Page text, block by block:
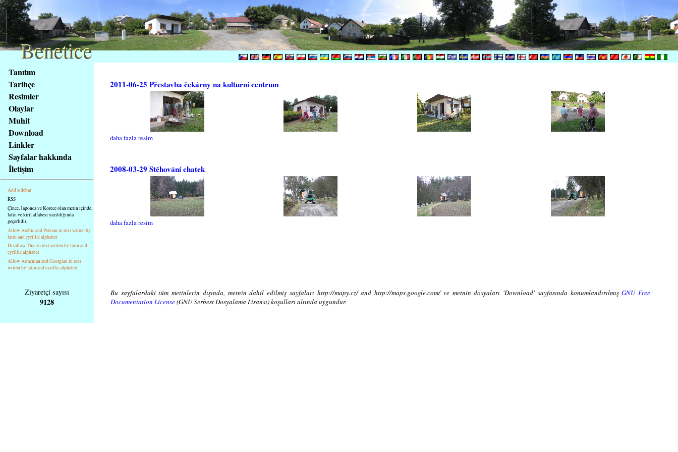
obsah
stránky
Klávesové
zkratky
tomto
webu
základní
Hlavní
strana
Tanıtım
Tarihçe
Resimler
Olaylar
Muhit
Download
Linkler
Sayfalar hakkında
İletişim
Add sidebar
RSS
Çince, Japonca ve Korece olan metin içinde,
latin ve kiril alfabesi yazıldığında
geçerlidir.
Allow Arabic and Persian in text writen by
latin and cyrillic alphabet
Disallow Thai in text writen by latin and
cyrillic alphabet
Allow Armenian and Georgian in text
writen by latin and cyrillic alphabet
2011-06-25 Přestavba čekárny na kulturní centrum
daha fazla resim
2008-03-29 Stěhování chatek
daha fazla resim
Ziyaretçi sayısı
9128
Bu sayfalardaki tüm metinlerin dışında, metnin dahil edilmiş sayfaları http://mapy.cz/ and http://maps.google.com/ ve metnin dosyaları 'Download' sayfasında konumlandırılmışGNU Free
Documentation License(GNU Serbest Dosyalama Lisansı) koşulları altında uygundur.
Benetice
Benetice